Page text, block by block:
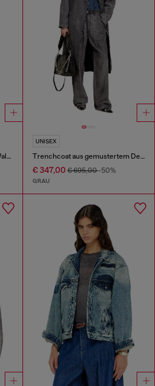
Gekürzte Jacke in Prince-of-Wales-Denim
UNISEX
Trenchcoat aus gemustertem Denim
€ 347,00€ 695,00-50%
GRAU